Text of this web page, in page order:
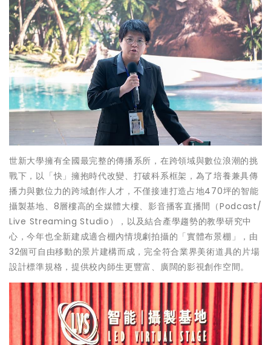
世新大學擁有全國最完整的傳播系所，在跨領域與數位浪潮的挑
戰下，以「快」擁抱時代改變、打破科系框架，為了培養兼具傳
播力與數位力的跨域創作人才，不僅接連打造占地470坪的智能
攝製基地、8層樓高的全媒體大樓、影音播客直播間（Podcast/
Live Streaming Studio），以及結合產學趨勢的教學研究中
心，今年也全新建成適合棚內情境劇拍攝的「實體布景棚」，由
32個可自由移動的景片建構而成，完全符合業界美術道具的片場
設計標準規格，提供校內師生更豐富、廣闊的影視創作空間。